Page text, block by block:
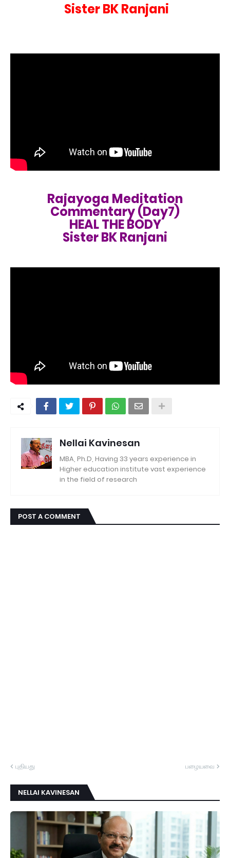
Sister BK Ranjani
Rajayoga Meditation
Commentary (Day7)
HEAL THE BODY
Sister BK Ranjani
Nellai Kavinesan
MBA, Ph.D, Having 33 years experience in
Higher education institute vast experience
in the field of research
POST A COMMENT
புதியது பழையவை
NELLAI KAVINESAN